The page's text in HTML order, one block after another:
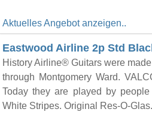
Aktuelles Angebot anzeigen..
Eastwood Airline 2p Std
History Airline® Guitars were
through Montgomery Ward.
Today they are played by
White Stripes. Original Res-O-